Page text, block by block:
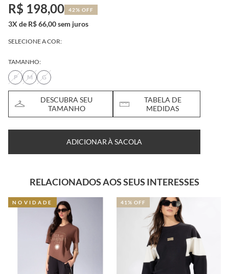
R$ 198,00 42% OFF
3X de R$ 66,00 sem juros
SELECIONE A COR:
TAMANHO:
P
M G
DESCUBRA SEU
TAMANHO
TABELA DE
MEDIDAS
ADICIONAR À SACOLA
RELACIONADOS AOS SEUS INTERESSES
NOVIDADE 41% OFF